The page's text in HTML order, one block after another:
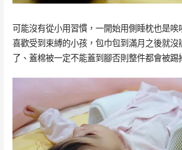
可能沒有從小用習慣，一開始用側睡枕也是唉
喜歡受到束縛的小孩，包巾包到滿月之後就沒
了、蓋棉被一定不能蓋到腳否則整件都會被踢